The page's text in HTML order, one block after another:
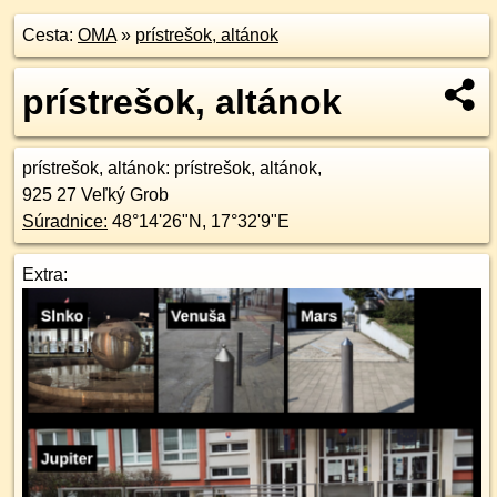
Cesta: OMA» prístrešok, altánok
prístrešok, altánok
prístrešok, altánok: prístrešok, altánok,
925 27 Veľký Grob
Súradnice: 48°14'26"N , 17°32'9"E
Extra: